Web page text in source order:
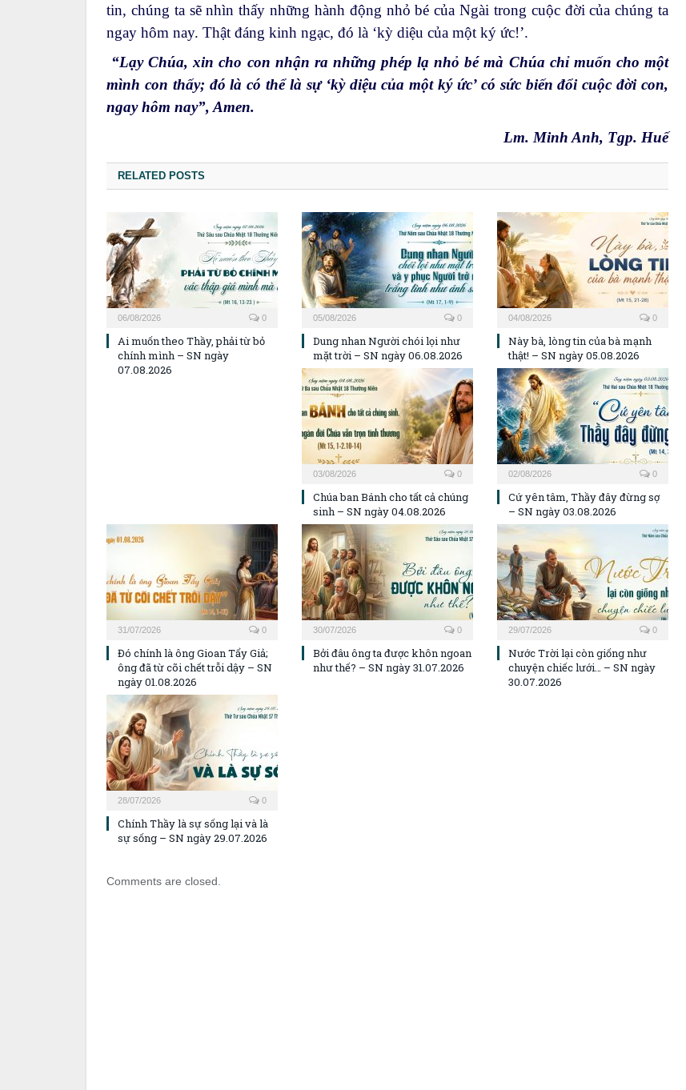
tin, chúng ta sẽ nhìn thấy những hành động nhỏ bé của Ngài trong cuộc đời của chúng ta
ngay hôm nay. Thật đáng kinh ngạc, đó là ‘kỳ diệu của một ký ức!’.
“Lạy Chúa, xin cho con nhận ra những phép lạ nhỏ bé mà Chúa chỉ muốn cho một
mình con thấy; đó là có thể là sự ‘kỳ diệu của một ký ức’ có sức biến đổi cuộc đời con,
ngay hôm nay”, Amen.
Lm. Minh Anh, Tgp. Huế
RELATED POSTS
06/08/2026 0
Ai muốn theo Thầy, phải từ bỏ
chính mình – SN ngày
07.08.2026
05/08/2026 0
Dung nhan Người chói lọi như
mặt trời – SN ngày 06.08.2026
04/08/2026 0
Này bà, lòng tin của bà mạnh
thật! – SN ngày 05.08.2026
03/08/2026 0
Chúa ban Bánh cho tất cả chúng
sinh – SN ngày 04.08.2026
02/08/2026 0
Cứ yên tâm, Thầy đây đừng sợ
– SN ngày 03.08.2026
31/07/2026 0
Đó chính là ông Gioan Tẩy Giả;
ông đã từ cõi chết trỗi dậy – SN
ngày 01.08.2026
30/07/2026 0
Bởi đâu ông ta được khôn ngoan
như thế? – SN ngày 31.07.2026
29/07/2026 0
Nước Trời lại còn giống như
chuyện chiếc lưới… – SN ngày
30.07.2026
28/07/2026 0
Chính Thầy là sự sống lại và là
sự sống – SN ngày 29.07.2026
Comments are closed.